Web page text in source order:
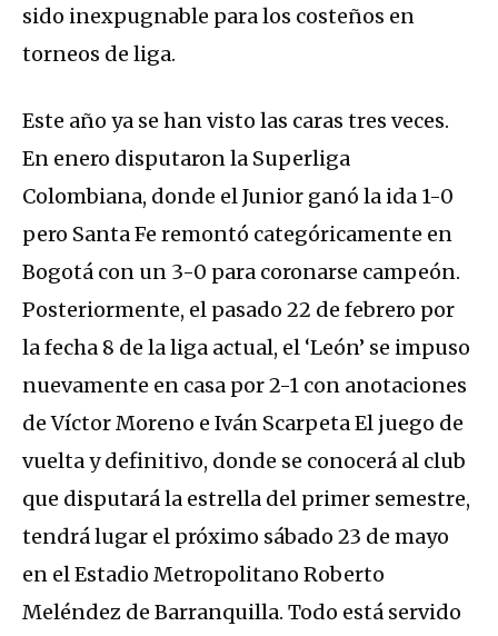
sido inexpugnable para los costeños en
torneos de liga.
Este año ya se han visto las caras tres veces.
En enero disputaron la Superliga
Colombiana, donde el Junior ganó la ida 1-0
pero Santa Fe remontó categóricamente en
Bogotá con un 3-0 para coronarse campeón.
Posteriormente, el pasado 22 de febrero por
la fecha 8 de la liga actual, el ‘León’ se impuso
nuevamente en casa por 2-1 con anotaciones
de Víctor Moreno e Iván ScarpetaEl juego de
vuelta y definitivo, donde se conocerá al club
que disputará la estrella del primer semestre,
tendrá lugar el próximo sábado 23 de mayo
en el Estadio Metropolitano Roberto
Meléndez de Barranquilla. Todo está servido